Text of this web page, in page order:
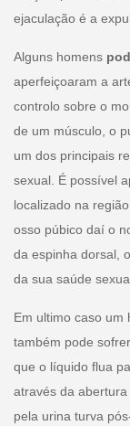
ejaculação é a
Alguns homens
aperfeiçoaram a
controlo sobre o
de um músculo, o
um dos principais
sexual. É possível
localizado na
osso púbico daí o
da espinha dorsal,
da sua saúde
Em ultimo caso um
também pode
que o líquido flua
através da
pela urina turva